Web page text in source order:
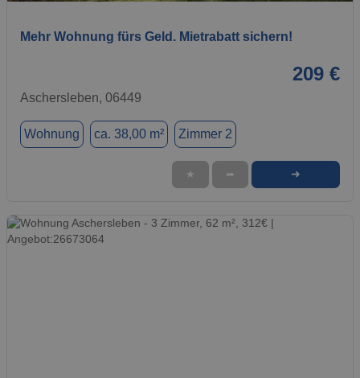
Mehr Wohnung fürs Geld. Mietrabatt sichern!
209 €
Aschersleben, 06449
Wohnung ca. 38,00 m² Zimmer 2
★ ➦ ➜